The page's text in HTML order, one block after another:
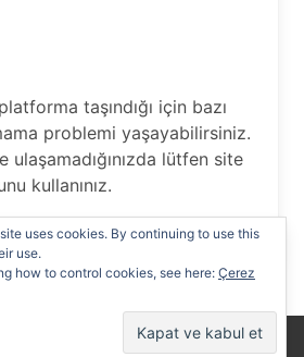
taşındığı için bazı
problemi yaşayabilirsiniz.
ulaşamadığınızda lütfen site
kullanınız.
ederiz…
uses cookies. By continuing to use this
use.
how to control cookies, see here: Çerez